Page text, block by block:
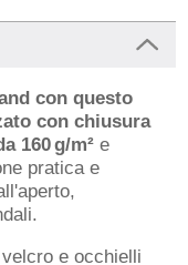
con questo
con chiusura
160 g/m² e
pratica e
e occhielli